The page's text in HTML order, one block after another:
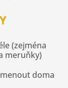
(zejména
meruňky)
doma